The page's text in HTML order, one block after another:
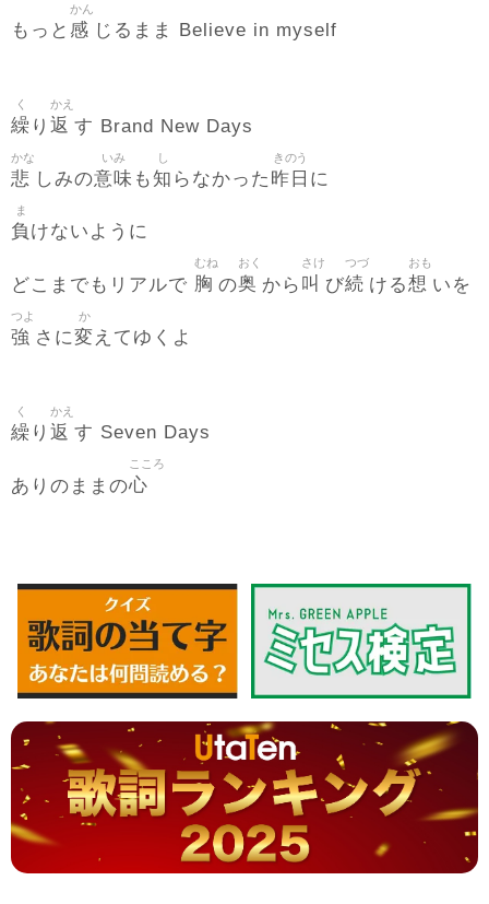
もっと 感
かん
じるまま Believe in myself
繰
く
り 返
かえ
す Brand New Days
悲
かな
しみの意味
いみ
も知
し
らなかった 昨日
きのう
に
負
ま
けないように
どこまでもリアルで 胸
むね
の奥
おく
から 叫
さけ
び続
つづ
ける想
おも
いを
強
つよ
さに変
か
えてゆくよ
繰
く
り 返
かえ
す Seven Days
ありのままの心
こころ